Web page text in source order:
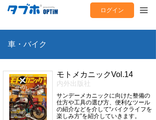
ログイン
車・バイク
モトメカニックVol.14
内外出版社
サンデーメカニックに向けた整備の
仕方や工具の選び方、便利なツール
の紹介などを介して“バイクライフを
楽しみ方”を紹介していきます。